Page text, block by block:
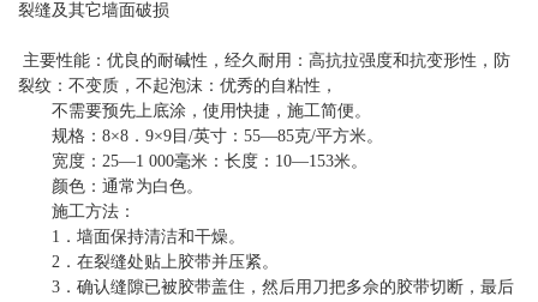
裂缝及其它墙面破损
主要性能：优良的耐碱性，经久耐用：高抗拉强度和抗变形性，防
裂纹：不变质，不起泡沫：优秀的自粘性，
不需要预先上底涂，使用快捷，施工简便。
规格：8×8．9×9目/英寸：55—85克/平方米。
宽度：25—1 000毫米：长度：10—153米。
颜色：通常为白色。
施工方法：
1．墙面保持清洁和干燥。
2．在裂缝处贴上胶带并压紧。
3．确认缝隙已被胶带盖住，然后用刀把多佘的胶带切断，最后